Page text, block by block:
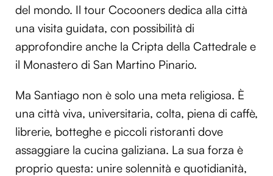
del mondo. Il tour Cocooners dedica alla città
una visita guidata, con possibilità di
approfondire anche la Cripta della Cattedrale e
il Monastero di San Martino Pinario.
Ma Santiago non è solo una meta religiosa. È
una città viva, universitaria, colta, piena di caffè,
librerie, botteghe e piccoli ristoranti dove
assaggiare la cucina galiziana. La sua forza è
proprio questa: unire solennità e quotidianità,